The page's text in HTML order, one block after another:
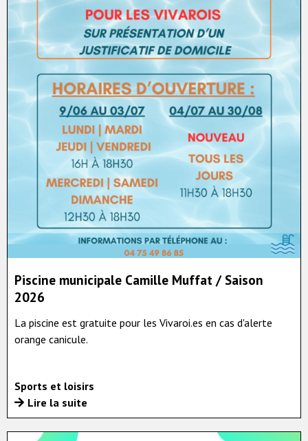
Piscine municipale Camille Muffat / Saison
2026
La piscine est gratuite pour les Vivaroi.es en cas d'alerte
orange canicule.
Sports et loisirs
Lire la suite